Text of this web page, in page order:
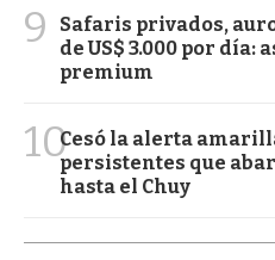
9
Safaris privados,
de US$ 3.000 por día:
premium
10Cesó la alerta
persistentes que
hasta el Chuy